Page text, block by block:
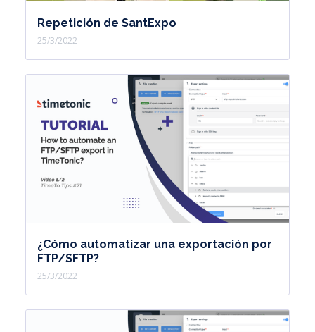
Repetición de SantExpo
25/3/2022
¿Cómo automatizar una exportación por
FTP/SFTP?
25/3/2022